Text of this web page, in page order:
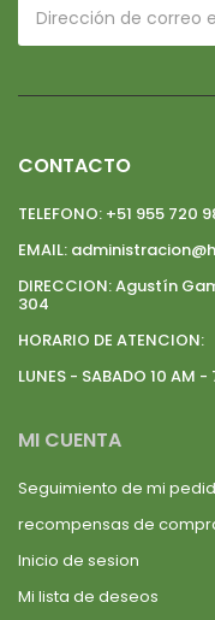
CONTACTO
TELEFONO: +51 955 720
EMAIL:
DIRECCION:Agustín
304
HORARIO DE ATENCION:
LUNES - SABADO 10 AM -
MI CUENTA
Seguimiento de mi
recompensas de
Inicio de sesion
Mi lista de deseos